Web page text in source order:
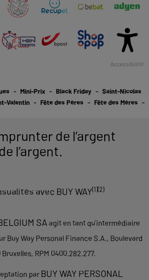
Accessibilité
Mini-Prix Black Friday
Saint-Nicolas
Valentin Fête des Pères Fête des Mères
de l’argent
l’argent.
avec BUY WAY(1)(2)
SA agit en tant qu'intermédiaire
Buy Way Personal Finance S.A., Boulevard
RPM 0400.282.277.
par BUY WAY PERSONAL